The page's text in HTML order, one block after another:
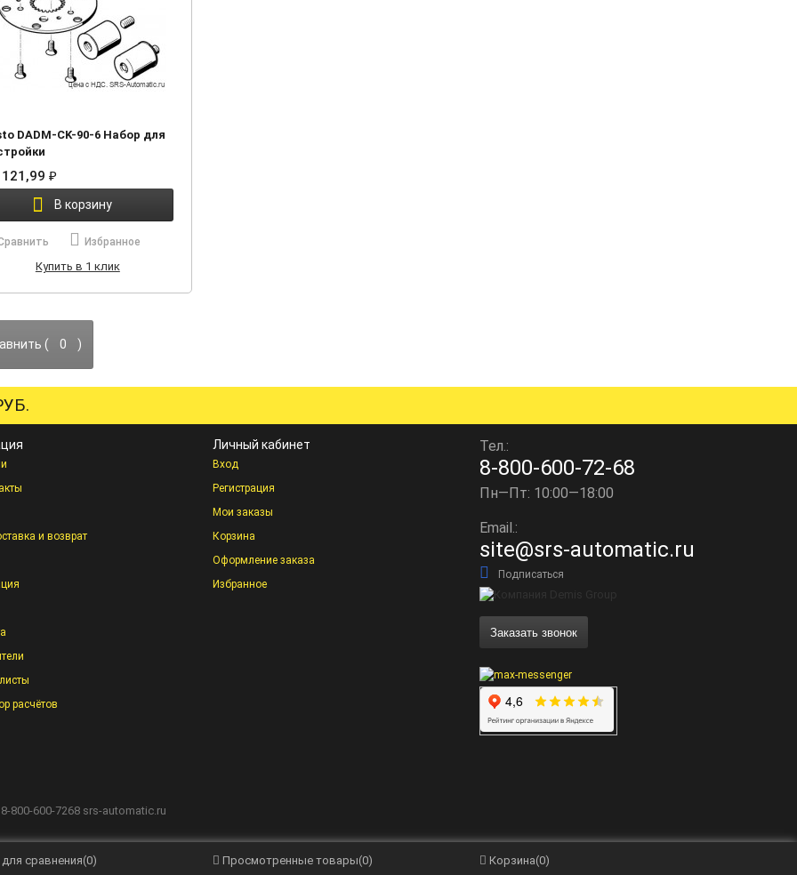
DADM-CK-90-6 Набор для
₽
В корзину
Избранное
Купить в 1 клик
( 0 )
и возврат
расчётов
Личный кабинет
Вход
Регистрация
Мои заказы
Корзина
Оформление заказа
Избранное
Тел.:
8-800-600-72-68
Пн—Пт: 10:00—18:00
Email.:
site@srs-automatic.ru
Подписаться
Заказать звонок
800-600-7268 srs-automatic.ru
сравнения(0) Просмотренные товары(0) Корзина(0)